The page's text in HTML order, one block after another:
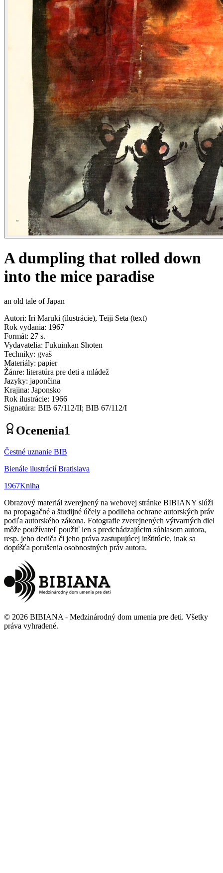
A dumpling that rolled down
into the mice paradise
an old tale of Japan
Autori: Iri Maruki (ilustrácie), Teiji Seta (text)
Rok vydania: 1967
Formát: 27 s.
Vydavatelia: Fukuinkan Shoten
Techniky: gvaš
Materiály: papier
Žánre: literatúra pre deti a mládež
Jazyky: japončina
Krajina: Japonsko
Rok ilustrácie: 1966
Signatúra: BIB 67/112/II; BIB 67/112/I
Ocenenia1
Čestné uznanie BIB
Bienále ilustrácií Bratislava
1967Kniha
Obrazový materiál zverejnený na webovej stránke BIBIANY slúži
na propagačné a študijné účely a podlieha ochrane autorských práv
podľa autorského zákona. Fotografie zverejnených výtvarných diel
môže používateľ použiť len s predchádzajúcim súhlasom autora,
resp. jeho dediča či jeho práva zastupujúcej inštitúcie, inak sa
dopúšťa porušenia osobnostných práv autora.
© 2026 BIBIANA - Medzinárodný dom umenia pre deti. Všetky
práva vyhradené.